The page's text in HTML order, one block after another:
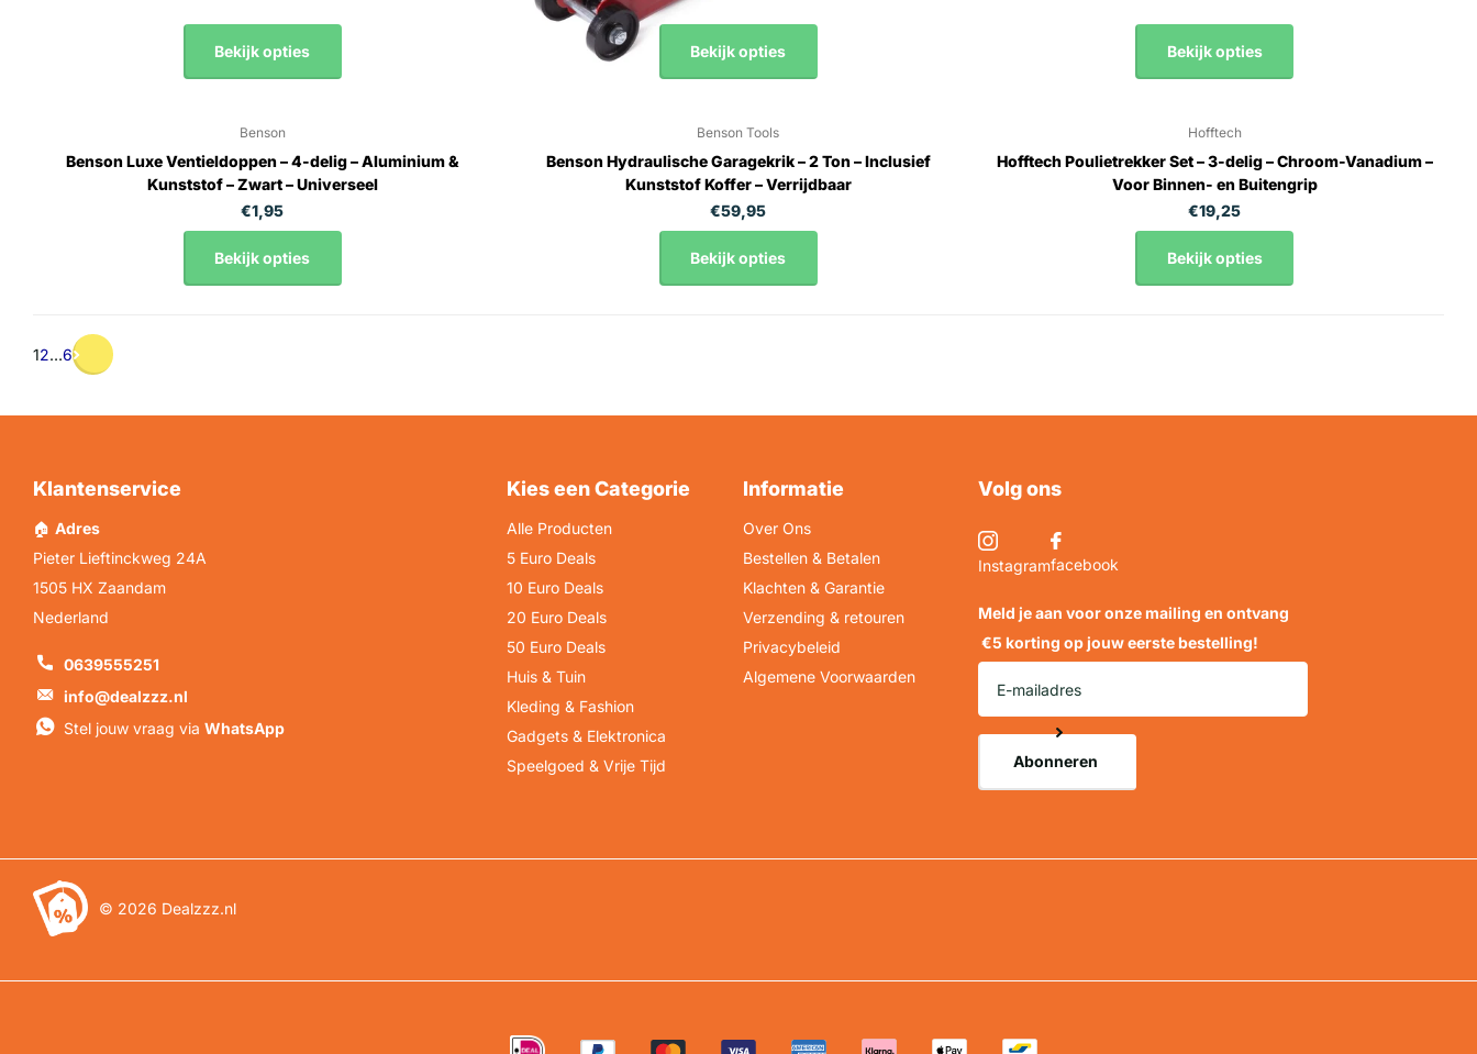
Bekijk opties
Benson
Benson Luxe Ventieldoppen – 4-delig – Aluminium &
Kunststof – Zwart – Universeel
€1,95
Bekijk opties
Bekijk opties
Benson Tools
Benson Hydraulische Garagekrik – 2 Ton – Inclusief
Kunststof Koffer – Verrijdbaar
€59,95
Bekijk opties
Bekijk opties
Hofftech
Hofftech Poulietrekker Set – 3-delig – Chroom-Vanadium –
Voor Binnen- en Buitengrip
€19,25
Bekijk opties
12…6
Klantenservice
🏠 Adres
Pieter Lieftinckweg 24A
1505 HX Zaandam
Nederland
0639555251
info@dealzzz.nl
Stel jouw vraag via WhatsApp
Kies een Categorie
Alle Producten
5 Euro Deals
10 Euro Deals
20 Euro Deals
50 Euro Deals
Huis & Tuin
Kleding & Fashion
Gadgets & Elektronica
Speelgoed & Vrije Tijd
Informatie
Over Ons
Bestellen & Betalen
Klachten & Garantie
Verzending & retouren
Privacybeleid
Algemene Voorwaarden
Volg ons
Instagramfacebook
Meld je aan voor onze mailing en ontvang
€5 korting op jouw eerste bestelling!
Abonneren
© 2026 Dealzzz.nl